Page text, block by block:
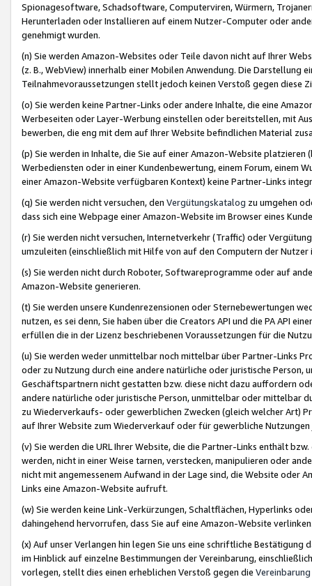
Spionagesoftware, Schadsoftware, Computerviren, Würmern,
Herunterladen oder Installieren auf einem Nutzer-Computer oder
genehmigt wurden.
(n) Sie werden Amazon-Websites oder Teile davon nicht auf Ihrer
(z. B., WebView) innerhalb einer Mobilen Anwendung. Die Darstellung
Teilnahmevoraussetzungen stellt jedoch keinen Verstoß gegen diese
(o) Sie werden keine Partner-Links oder andere Inhalte, die eine
Werbeseiten oder Layer-Werbung einstellen oder bereitstellen, mit
bewerben, die eng mit dem auf Ihrer Website befindlichen Material
(p) Sie werden in Inhalte, die Sie auf einer Amazon-Website
Werbediensten oder in einer Kundenbewertung, einem Forum, einem
einer Amazon-Website verfügbaren Kontext) keine Partner-Links
(q) Sie werden nicht versuchen, den Vergütungskatalog zu umgehen
dass sich eine Webpage einer Amazon-Website im Browser eines
(r) Sie werden nicht versuchen, Internetverkehr (Traffic) oder
umzuleiten (einschließlich mit Hilfe von auf den Computern der
(s) Sie werden nicht durch Roboter, Softwareprogramme oder auf
Amazon-Website generieren.
(t) Sie werden unsere Kundenrezensionen oder Sternebewertungen
nutzen, es sei denn, Sie haben über die Creators API und die PA API
erfüllen die in der Lizenz beschriebenen Voraussetzungen für die
(u) Sie werden weder unmittelbar noch mittelbar über Partner-Links
oder zu Nutzung durch eine andere natürliche oder juristische
Geschäftspartnern nicht gestatten bzw. diese nicht dazu auffordern
andere natürliche oder juristische Person, unmittelbar oder mittelbar
zu Wiederverkaufs- oder gewerblichen Zwecken (gleich welcher Art)
auf Ihrer Website zum Wiederverkauf oder für gewerbliche
(v) Sie werden die URL Ihrer Website, die die Partner-Links enthält
werden, nicht in einer Weise tarnen, verstecken, manipulieren oder
nicht mit angemessenem Aufwand in der Lage sind, die Website oder
Links eine Amazon-Website aufruft.
(w) Sie werden keine Link-Verkürzungen, Schaltflächen, Hyperlinks
dahingehend hervorrufen, dass Sie auf eine Amazon-Website
(x) Auf unser Verlangen hin legen Sie uns eine schriftliche
im Hinblick auf einzelne Bestimmungen der Vereinbarung,
vorlegen, stellt dies einen erheblichen Verstoß gegen die Vereinbarung